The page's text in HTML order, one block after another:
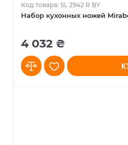
Набор кухонных ножей
Код товара: SL 2942 R BY
4 032 ₴